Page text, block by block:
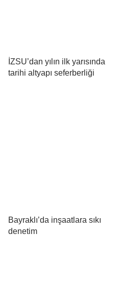
İZSU’dan yılın ilk yarısında
tarihi altyapı seferberliği
Bayraklı’da inşaatlara sıkı
denetim